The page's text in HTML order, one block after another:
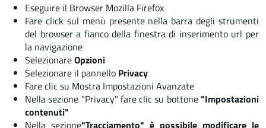
Eseguire il Browser Mozilla Firefox
Fare click sul menù presente nella barra degli strumenti
del browser a fianco della finestra di inserimento url per
la navigazione
SelezionareOpzioni
Selezionare il pannello Privacy
Fare clic su Mostra Impostazioni Avanzate
Nella sezione "Privacy" fare clic su bottone"Impostazioni
contenuti"
Nella sezione"Tracciamento" è possibile modificare le